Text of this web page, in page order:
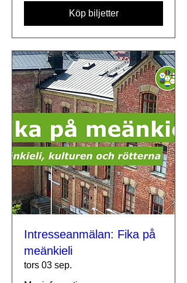
Köp biljetter
Intresseanmälan: Fika på
meänkieli
tors 03 sep.